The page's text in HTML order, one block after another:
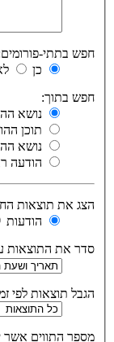
חפש בתתי-
כן
חפש בתוך:
נושא
תוכן
נושא
הודעה
הצג את תוצאות
הודעות
סדר את התוצאות
הגבל תוצאות לפי
מספר התווים אשר